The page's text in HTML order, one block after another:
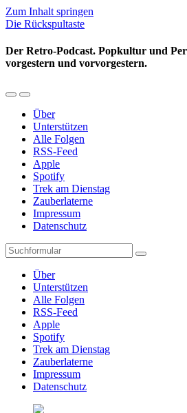
Zum Inhalt springen
Die Rückspultaste
Der Retro-Podcast. Popkultur und
vorgestern und vorvorgestern.
Mobil-
umschalten
Suchfeld
umschalten
Über
Unterstützen
Alle Folgen
RSS-Feed
Apple
Spotify
Trek am Dienstag
Zauberlaterne
Impressum
Datenschutz
Suchen
Über
Unterstützen
Alle Folgen
RSS-Feed
Apple
Spotify
Trek am Dienstag
Zauberlaterne
Impressum
Datenschutz